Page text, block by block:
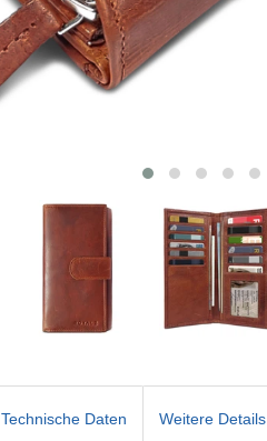
Technische Daten Weitere Details